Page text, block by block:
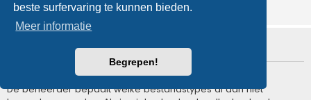
beste surfervaring te kunnen bieden.
Meer informatie
Begrepen!
Omhoog
Welke bijlagen worden toegestaan op dit forum?
De beheerder bepaalt welke bestandstypes al dan niet